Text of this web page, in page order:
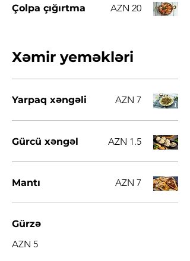
Çolpa çığırtma AZN 20
Xəmir yeməkləri
Yarpaq xəngəli AZN 7
Gürcü xəngəl AZN 1.5
Mantı AZN 7
Gürzə
AZN 5